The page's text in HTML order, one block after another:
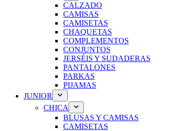
CALZADO
CAMISAS
CAMISETAS
CHAQUETAS
COMPLEMENTOS
CONJUNTOS
JERSÉIS Y SUDADERAS
PANTALONES
PARKAS
PIJAMAS
JUNIOR
CHICA
BLUSAS Y CAMISAS
CAMISETAS